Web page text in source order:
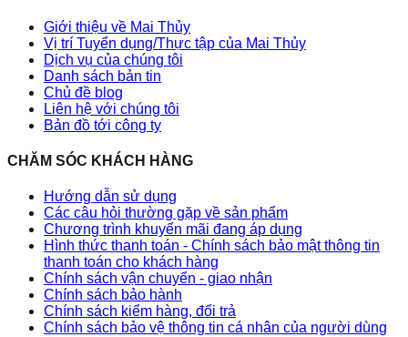
Giới thiệu về Mai Thủy
Vị trí Tuyển dụng/Thực tập của Mai Thủy
Dịch vụ của chúng tôi
Danh sách bản tin
Chủ đề blog
Liên hệ với chúng tôi
Bản đồ tới công ty
CHĂM SÓC KHÁCH HÀNG
Hướng dẫn sử dụng
Các câu hỏi thường gặp về sản phẩm
Chương trình khuyến mãi đang áp dụng
Hình thức thanh toán - Chính sách bảo mật thông tin
thanh toán cho khách hàng
Chính sách vận chuyển - giao nhận
Chính sách bảo hành
Chính sách kiểm hàng, đổi trả
Chính sách bảo vệ thông tin cá nhân của người dùng